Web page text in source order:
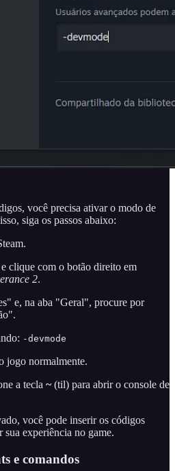
você precisa ativar o modo de
siga os passos abaixo:
clique com o botão direito em
2.
e, na aba "Geral", procure por
-devmode
jogo normalmente.
a tecla ~(til) para abrir o console de
você pode inserir os códigos
experiência no game.
e comandos